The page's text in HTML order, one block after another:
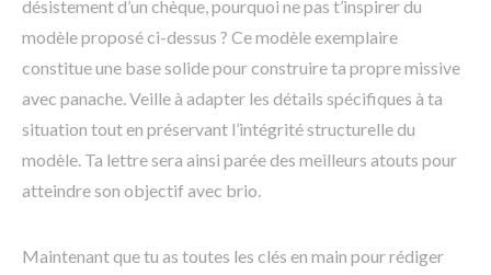
désistement d’un chèque, pourquoi ne pas t’inspirer du
modèle proposé ci-dessus ? Ce modèle exemplaire
constitue une base solide pour construire ta propre missive
avec panache. Veille à adapter les détails spécifiques à ta
situation tout en préservant l’intégrité structurelle du
modèle. Ta lettre sera ainsi parée des meilleurs atouts pour
atteindre son objectif avec brio.
Maintenant que tu as toutes les clés en main pour rédiger